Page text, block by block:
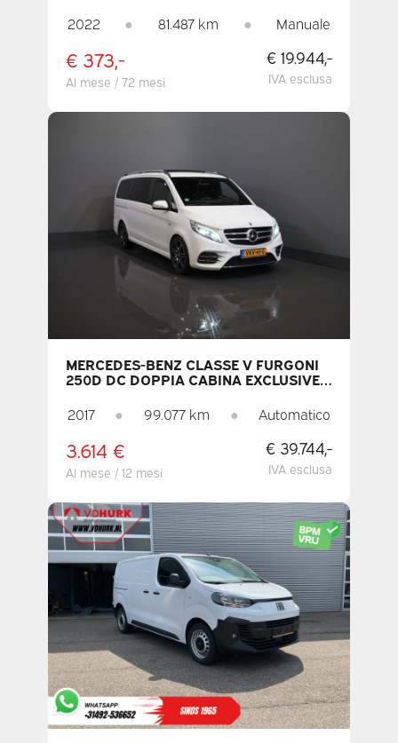
TELECAMERA / PDC / CRUISE CONTROL
/ DAB / ARIA CONDIZIONATA
2022 ● 81.487 km ● Manuale
€ 373,-
Al mese / 72 mesi
€ 19.944,-
IVA esclusa
MERCEDES-BENZ CLASSE V FURGONI
250D DC DOPPIA CABINA EXCLUSIVE
COMPARTIMENTO DI
RAFFREDDAMENTO/ ADAPT.CRUISE/
STANDKACHEL/ L
2017 ● 99.077 km ● Automatico
3.614 €
Al mese / 12 mesi
€ 39.744,-
IVA esclusa